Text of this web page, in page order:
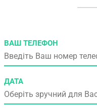
ВАШ ТЕЛЕФОН
ДАТА